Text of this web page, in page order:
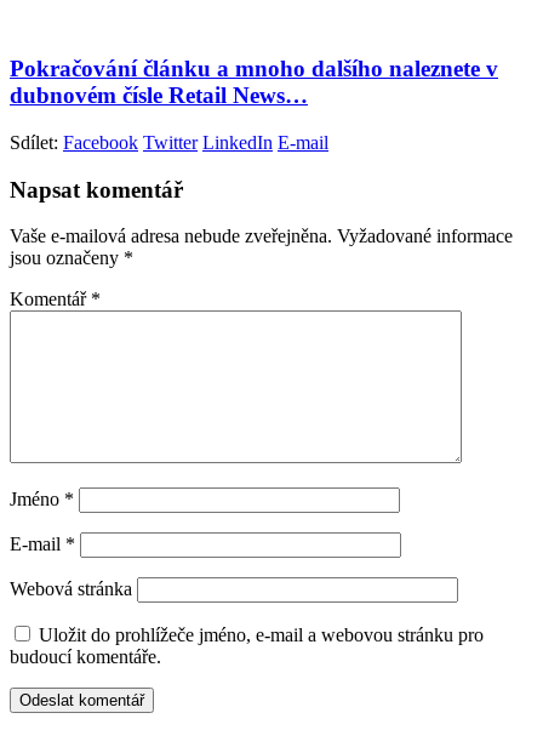
Pokračování článku a mnoho dalšího naleznete v
dubnovém čísle Retail News…
Sdílet: Facebook Twitter LinkedIn E-mail
Napsat komentář
Vaše e-mailová adresa nebude zveřejněna. Vyžadované informace
jsou označeny *
Komentář *
Jméno *
E-mail *
Webová stránka
Uložit do prohlížeče jméno, e-mail a webovou stránku pro
budoucí komentáře.